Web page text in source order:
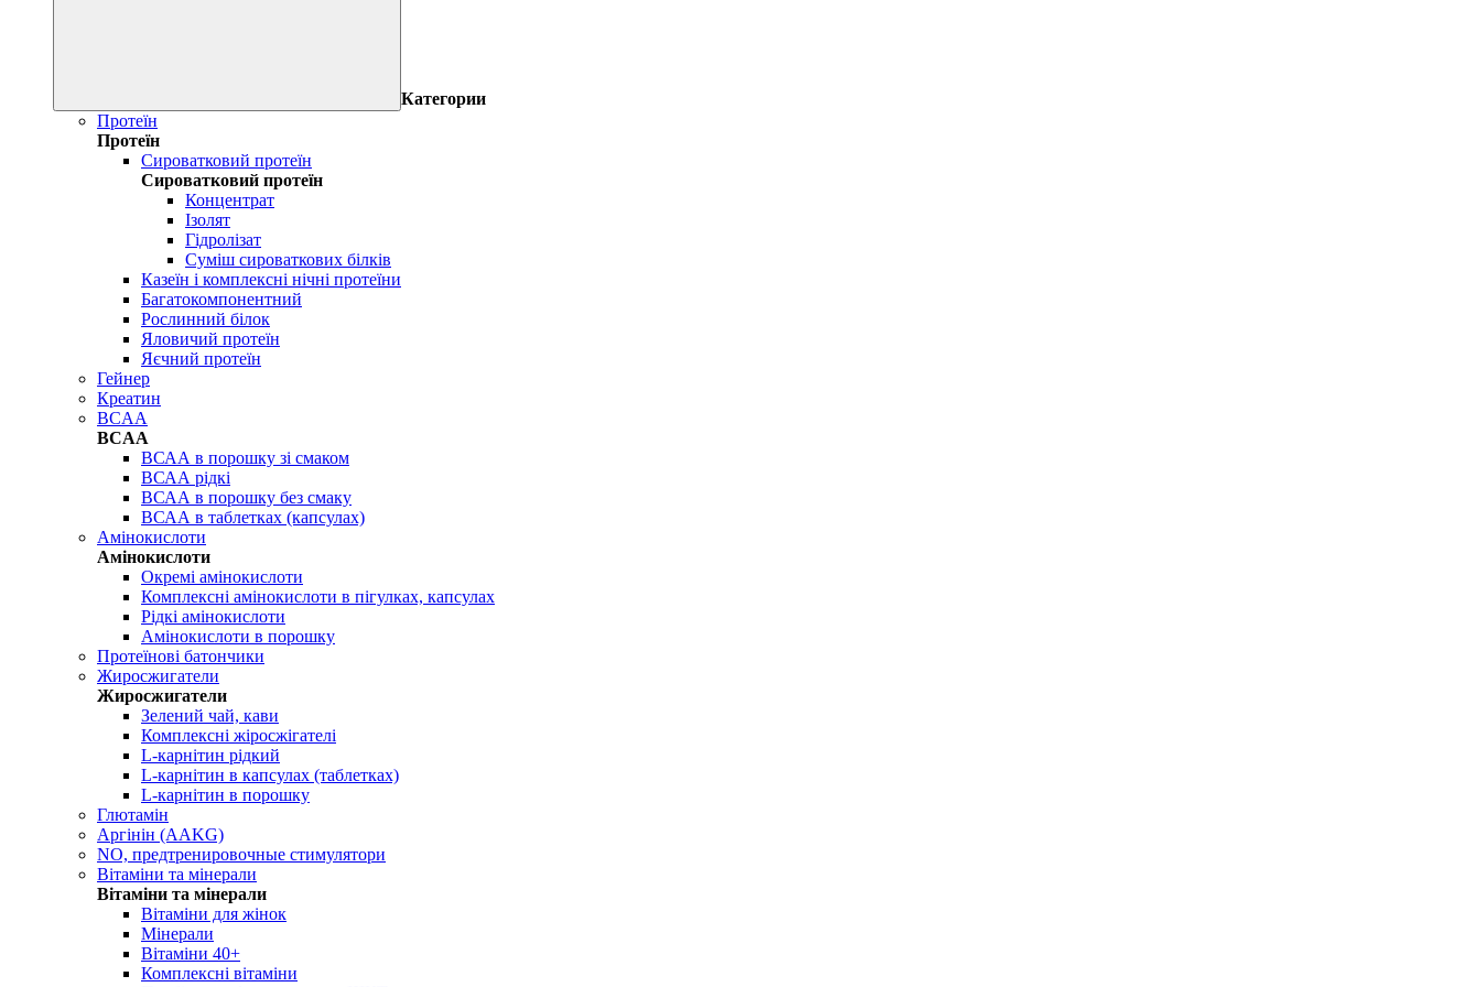
Категории
Протеїн
Протеїн
Сироватковий протеїн
Сироватковий протеїн
Концентрат
Ізолят
Гідролізат
Суміш сироваткових білків
Казеїн і комплексні нічні протеїни
Багатокомпонентний
Рослинний білок
Яловичий протеїн
Яєчний протеїн
Гейнер
Креатин
BCAA
BCAA
ВСАА в порошку зі смаком
ВСАА рідкі
ВСАА в порошку без смаку
ВСАА в таблетках (капсулах)
Амінокислоти
Амінокислоти
Окремі амінокислоти
Комплексні амінокислоти в пігулках, капсулах
Рідкі амінокислоти
Амінокислоти в порошку
Протеїнові батончики
Жиросжигатели
Жиросжигатели
Зелений чай, кави
Комплексні жіросжігателі
L-карнітин рідкий
L-карнітин в капсулах (таблетках)
L-карнітин в порошку
Глютамін
Аргінін (AAKG)
NO, предтренировочные стимулятори
Вітаміни та мінерали
Вітаміни та мінерали
Вітаміни для жінок
Мінерали
Вітаміни 40+
Комплексні вітаміни